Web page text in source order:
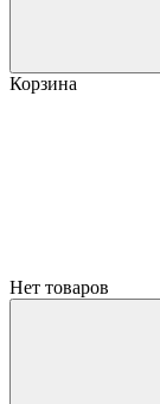
Корзина
Нет товаров